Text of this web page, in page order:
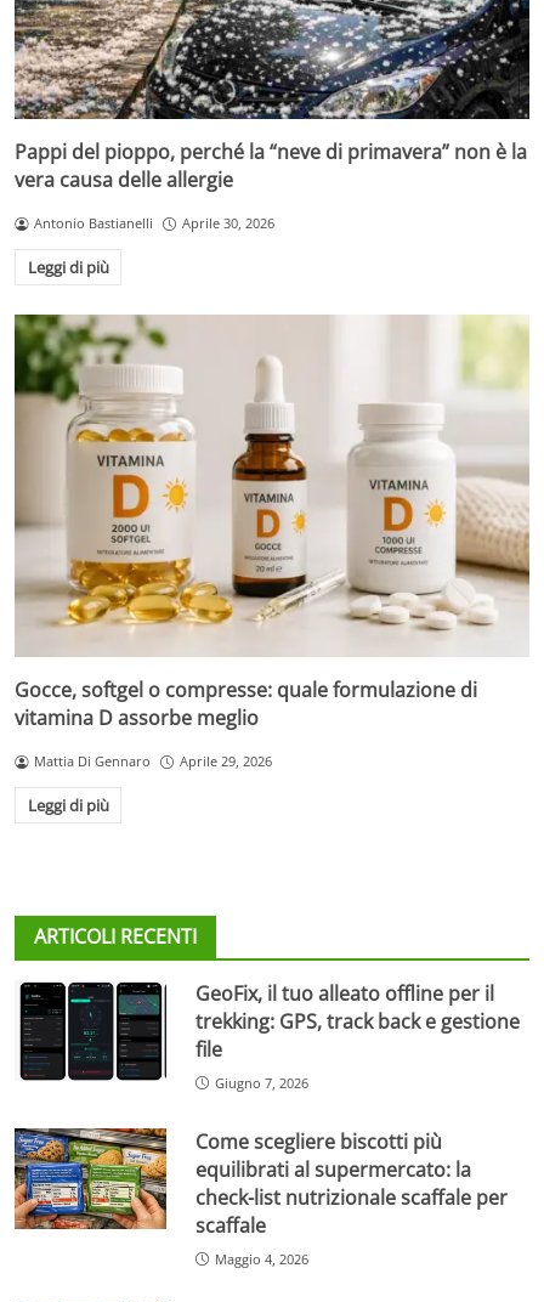
Pappi del pioppo, perché la “neve di primavera” non è la
vera causa delle allergie
Antonio Bastianelli Aprile 30, 2026
Leggi di più
Gocce, softgel o compresse: quale formulazione di
vitamina D assorbe meglio
Mattia Di Gennaro Aprile 29, 2026
Leggi di più
ARTICOLI RECENTI
GeoFix, il tuo alleato offline per il
trekking: GPS, track back e gestione
file
Giugno 7, 2026
Come scegliere biscotti più
equilibrati al supermercato: la
check-list nutrizionale scaffale per
scaffale
Maggio 4, 2026